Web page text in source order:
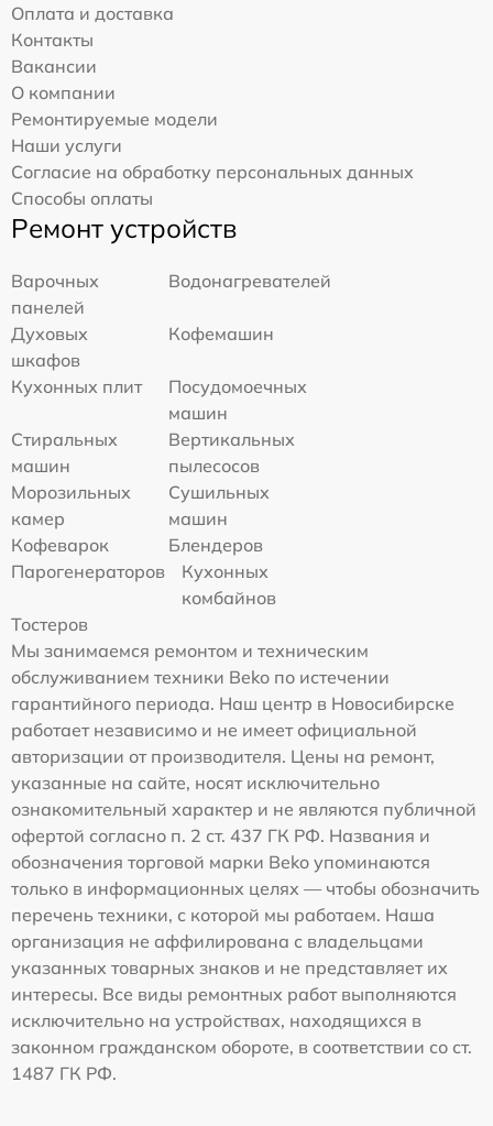
Оплата и доставка
Контакты
Вакансии
О компании
Ремонтируемые модели
Наши услуги
Согласие на обработку персональных данных
Способы оплаты
Ремонт устройств
Варочных
панелей
Водонагревателей
Духовых
шкафов
Кофемашин
Кухонных плит
Посудомоечных
машин
Стиральных
машин
Вертикальных
пылесосов
Морозильных
камер
Сушильных
машин
Кофеварок
Блендеров
Парогенераторов
Кухонных
комбайнов
Тостеров
Мы занимаемся ремонтом и техническим
обслуживанием техники Beko по истечении
гарантийного периода. Наш центр в Новосибирске
работает независимо и не имеет официальной
авторизации от производителя. Цены на ремонт,
указанные на сайте, носят исключительно
ознакомительный характер и не являются публичной
офертой согласно п. 2 ст. 437 ГК РФ. Названия и
обозначения торговой марки Beko упоминаются
только в информационных целях — чтобы обозначить
перечень техники, с которой мы работаем. Наша
организация не аффилирована с владельцами
указанных товарных знаков и не представляет их
интересы. Все виды ремонтных работ выполняются
исключительно на устройствах, находящихся в
законном гражданском обороте, в соответствии со ст.
1487 ГК РФ.